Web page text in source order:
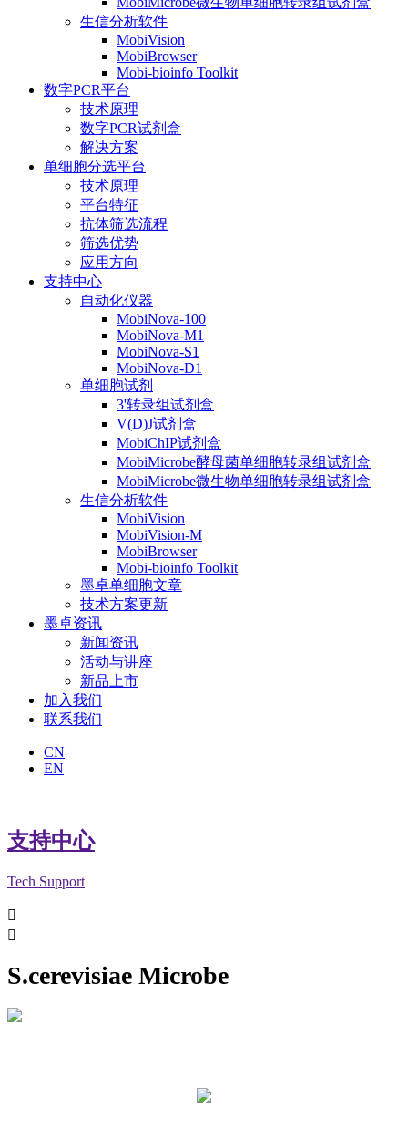
生信分析软件
MobiVision
MobiBrowser
Mobi-bioinfo Toolkit
数字PCR平台
技术原理
数字PCR试剂盒
解决方案
单细胞分选平台
技术原理
平台特征
抗体筛选流程
筛选优势
应用方向
支持中心
自动化仪器
MobiNova-100
MobiNova-M1
MobiNova-S1
MobiNova-D1
单细胞试剂
3'转录组试剂盒
V(D)J试剂盒
MobiChIP试剂盒
MobiMicrobe酵母菌单细胞转录组试剂盒
MobiMicrobe微生物单细胞转录组试剂盒
生信分析软件
MobiVision
MobiVision-M
MobiBrowser
Mobi-bioinfo Toolkit
墨卓单细胞文章
技术方案更新
墨卓资讯
新闻资讯
活动与讲座
新品上市
加入我们
联系我们
CN
EN
支持中心
Tech Support


S.cerevisiae Microbe